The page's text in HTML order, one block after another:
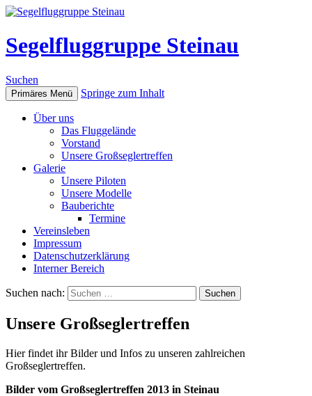
Segelfluggruppe Steinau
Suchen
Primäres Menü Springe zum Inhalt
Über uns
Das Fluggelände
Vorstand
Unsere Großseglertreffen
Galerie
Unsere Piloten
Unsere Modelle
Bauberichte
Termine
Vereinsleben
Impressum
Datenschutzerklärung
Interner Bereich
Suchen nach:
Unsere Großseglertreffen
Hier findet ihr Bilder und Infos zu unseren zahlreichen
Großseglertreffen.
Bilder vom Großseglertreffen 2013 in Steinau